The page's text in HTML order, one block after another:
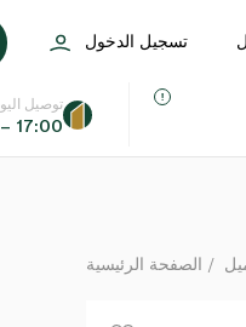
تسجيل الدخول
توصيل
17:00
رموش اصطناعية طبيعية
الصفحة الرئيسية